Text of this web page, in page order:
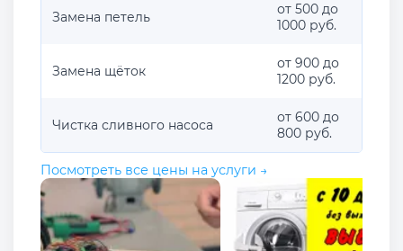
Замена петель
от 500 до
1000 руб.
Замена щёток
от 900 до
1200 руб.
Чистка сливного насоса
от 600 до
800 руб.
Посмотреть все цены на услуги →